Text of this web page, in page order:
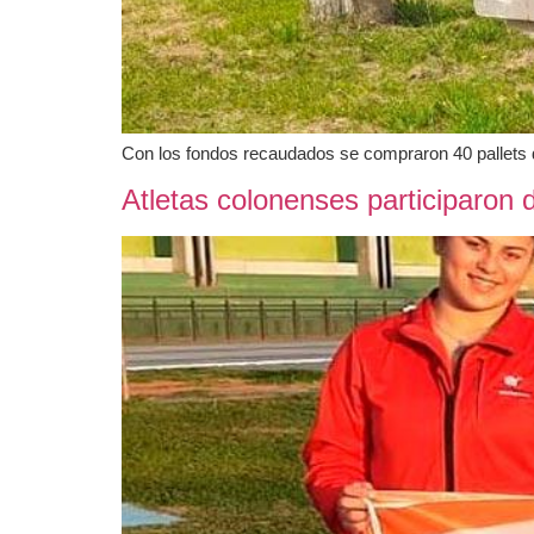
Con los fondos recaudados se compraron 40
Atletas colonenses participaron